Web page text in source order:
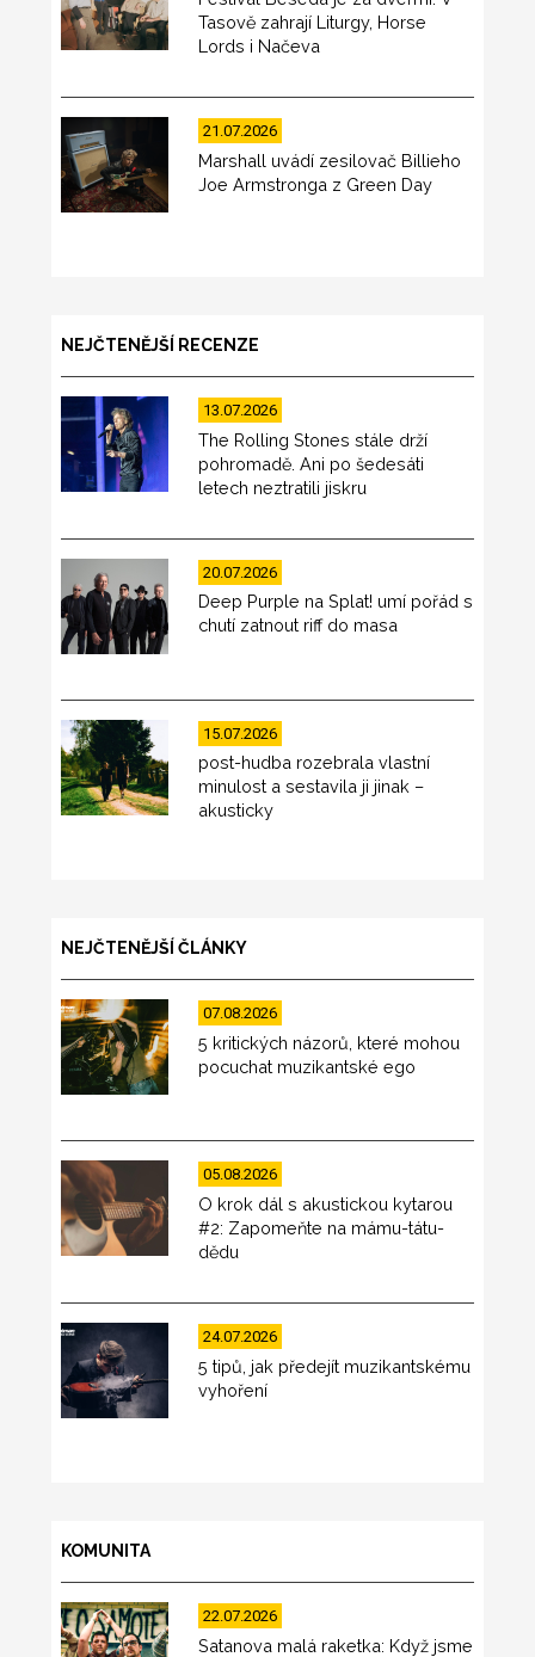
Tasově zahrají Liturgy, Horse
Lords i Načeva
21.07.2026
Marshall uvádí zesilovač Billieho
Joe Armstronga z Green Day
NEJČTENĚJŠÍ RECENZE
13.07.2026
The Rolling Stones stále drží
pohromadě. Ani po šedesáti
letech neztratili jiskru
20.07.2026
Deep Purple na Splat! umí pořád s
chutí zatnout riff do masa
15.07.2026
post-hudba rozebrala vlastní
minulost a sestavila ji jinak –
akusticky
NEJČTENĚJŠÍ ČLÁNKY
07.08.2026
5 kritických názorů, které mohou
pocuchat muzikantské ego
05.08.2026
O krok dál s akustickou kytarou
#2: Zapomeňte na mámu-tátu-
dědu
24.07.2026
5 tipů, jak předejít muzikantskému
vyhoření
KOMUNITA
22.07.2026
Satanova malá raketka: Když jsme